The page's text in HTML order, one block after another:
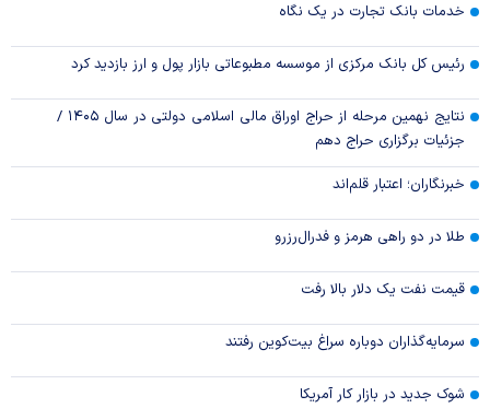
خدمات بانک تجارت در یک نگاه
رئیس کل بانک مرکزی از موسسه مطبوعاتی بازار پول و ارز بازدید کرد
نتایج نهمین مرحله از حراج اوراق مالی اسلامی دولتی در سال ۱۴۰۵ /
جزئیات برگزاری حراج دهم
خبرنگاران؛ اعتبار قلم‌اند
طلا در دو راهی هرمز و فدرال‌رزرو
قیمت نفت یک دلار بالا رفت
سرمایه‌گذاران دوباره سراغ بیت‌کوین رفتند
شوک جدید در بازار کار آمریکا